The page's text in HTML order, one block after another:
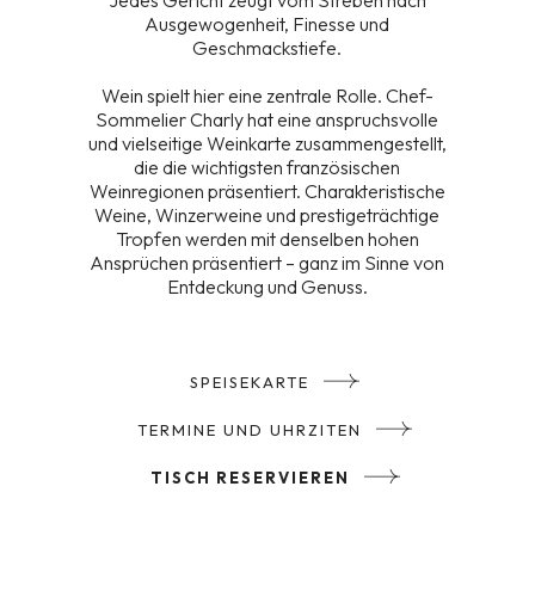
Ausgewogenheit, Finesse und
Geschmackstiefe.
Wein spielt hier eine zentrale Rolle. Chef-
Sommelier Charly hat eine anspruchsvolle
und vielseitige Weinkarte zusammengestellt,
die die wichtigsten französischen
Weinregionen präsentiert. Charakteristische
Weine, Winzerweine und prestigeträchtige
Tropfen werden mit denselben hohen
Ansprüchen präsentiert – ganz im Sinne von
Entdeckung und Genuss.
SPEISEKARTE
TERMINE UND UHRZITEN
TISCH RESERVIEREN